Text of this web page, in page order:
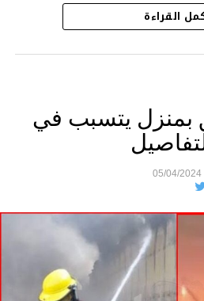
الأمن الوطني بحي
من محاصرة المشتبه به
على التحقيق في خصوص
القراءة
بمنزل يتسبب في
05/04/2024